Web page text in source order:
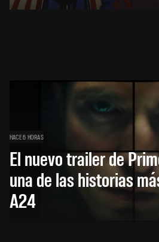
HACE 6 HORAS
El nuevo trailer de
una de las historias
A24